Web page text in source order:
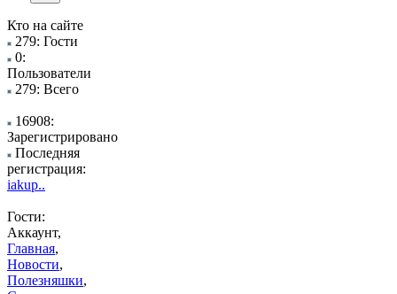
Кто на сайте
279: Гости
0:
Пользователи
279: Всего
16908:
Зарегистрировано
Последняя
регистрация:
iakup..
Гости:
Аккаунт,
Главная,
Новости,
Полезняшки,